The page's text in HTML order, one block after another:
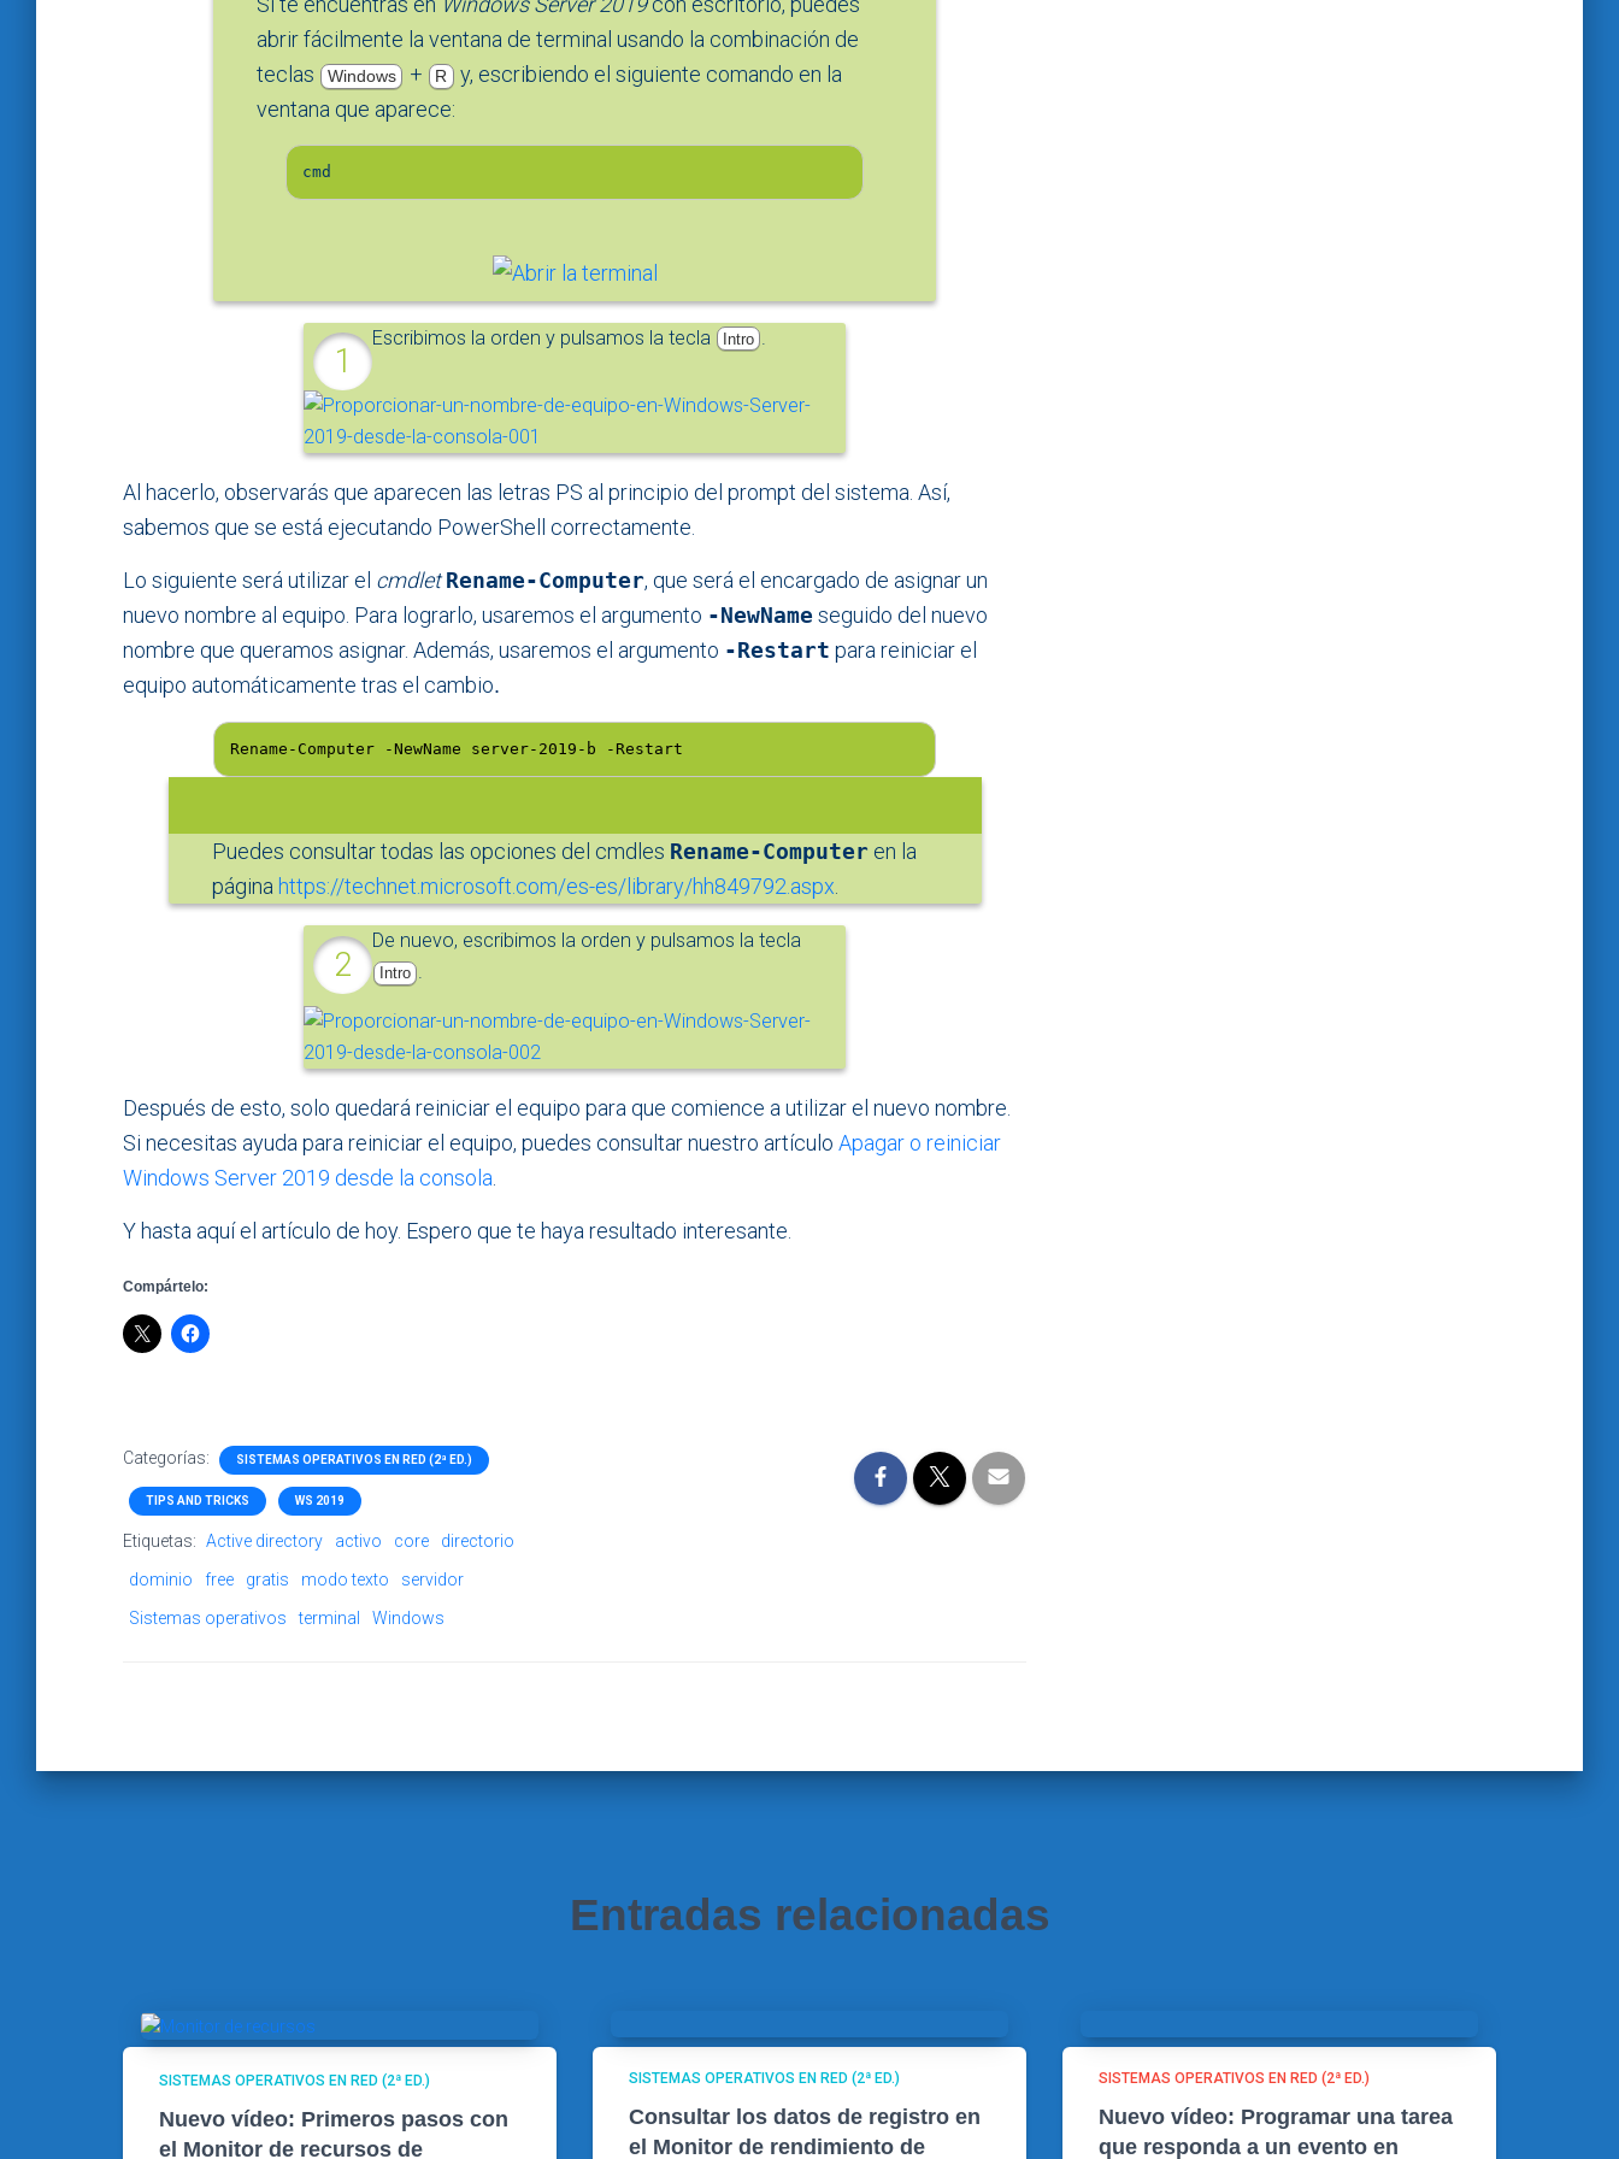
abrir fácilmente la ventana de terminal usando la combinación de
teclas
Windows + R
y, escribiendo el siguiente comando en la
ventana que aparece:
cmd
Escribimos la orden y pulsamos la tecla Intro
Al hacerlo, observarás que aparecen las letras PS al principio del prompt del sistema. Así,
sabemos que se está ejecutando PowerShell correctamente.
Lo siguiente será utilizar el cmdlet Rename-Computer, que será el encargado de asignar un
nuevo nombre al equipo. Para lograrlo, usaremos el argumento -NewNameseguido del nuevo
nombre que queramos asignar. Además, usaremos el argumento -Restart para reiniciar el
equipo automáticamente tras el cambio.
Rename-Computer -NewName server-2019-b -Restart
Puedes consultar todas las opciones del cmdles Rename-Computer en la
página https://technet.microsoft.com/es-es/library/hh849792.aspx.
De nuevo, escribimos la orden y pulsamos la tecla
Intro .
Después de esto, solo quedará reiniciar el equipo para que comience a utilizar el nuevo nombre.
Si necesitas ayuda para reiniciar el equipo, puedes consultar nuestro artículo Apagar o reiniciar
Windows Server 2019 desde la consola.
Y hasta aquí el artículo de hoy. Espero que te haya resultado interesante.
Compártelo:
Categorías: SISTEMAS OPERATIVOS EN RED (2ª ED.)
TIPS AND TRICKS WS 2019
Etiquetas: Active directory activo core
directorio
dominio
free gratis modo texto
servidor
Sistemas operativos
terminal Windows
Entradas relacionadas
SISTEMAS OPERATIVOS EN RED (2ª ED.)
Nuevo vídeo: Primeros pasos con
el Monitor de recursos de
SISTEMAS OPERATIVOS EN RED (2ª ED.)
Consultar los datos de registro en
el Monitor de rendimiento de
SISTEMAS OPERATIVOS EN RED (2ª ED.)
Nuevo vídeo: Programar una tarea
que responda a un evento en